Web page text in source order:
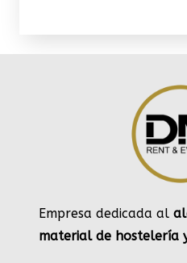
Empresa dedicada al
material de hostelería